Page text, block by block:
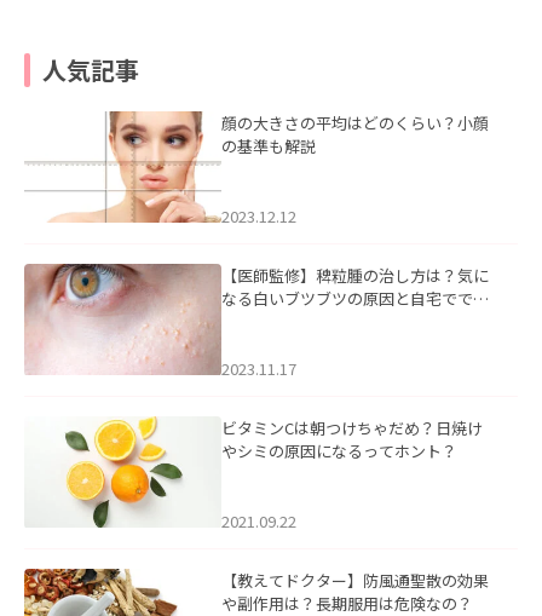
人気記事
顔の大きさの平均はどのくらい？小顔
の基準も解説
2023.12.12
【医師監修】稗粒腫の治し方は？気に
なる白いブツブツの原因と自宅ででき
2023.11.17
ビタミンCは朝つけちゃだめ？日焼け
やシミの原因になるってホント？
2021.09.22
【教えてドクター】防風通聖散の効果
や副作用は？長期服用は危険なの？